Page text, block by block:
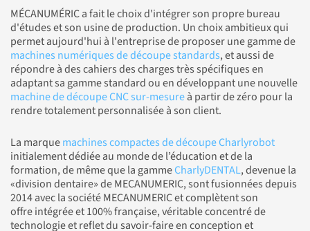
MÉCANUMÉRIC a fait le choix d'intégrer son propre bureau
d'études et son usine de production. Un choix ambitieux qui
permet aujourd'hui à l'entreprise de proposer une gamme de
machines numériques de découpe standards, et aussi de
répondre à des cahiers des charges très spécifiques en
adaptant sa gamme standard ou en développant une nouvelle
machine de découpe CNC sur-mesureà partir de zéro pour la
rendre totalement personnalisée à son client.
La marquemachines compactes de découpe Charlyrobot
initialement dédiée au monde de l’éducation et de la
formation, de même que la gammeCharlyDENTAL, devenue la
«division dentaire» de MECANUMERIC, sont fusionnées depuis
2014 avec la société MECANUMERIC et complètent son
offre intégrée et 100% française, véritable concentré de
technologie et reflet du savoir-faire en conception et